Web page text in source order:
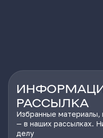
РАССЫЛКА
Избранные материалы,
— в наших рассылках.
делу